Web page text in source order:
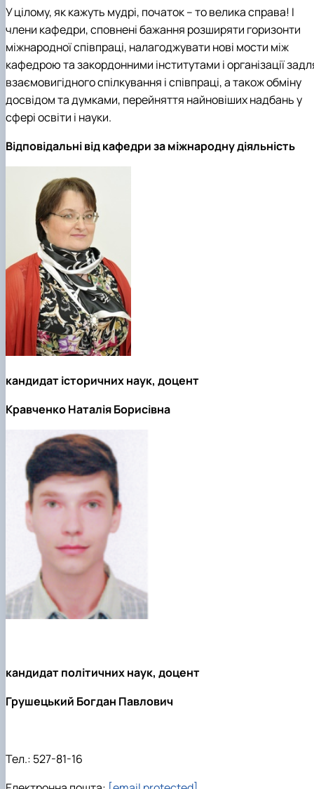
Підготовка до вступу в аспірантуру
Правила прийому 2026
Контактні дані
Профорієнтаційна діяльність
Профорієнтаційна робота
Дні відкритих дверей
Інформація і політика
HistoryEU
У цілому, як кажуть мудрі, початок – то велика справа! І
члени кафедри, сповнені бажання розширяти горизонти
міжнародної співпраці, налагоджувати нові мости між
кафедрою та закордонними інститутами і організації
взаємовигідного спілкування і співпраці, а також обміну
досвідом та думками, перейняття найновіших надбань у
сфері освіти і науки.
Відповідальні від кафедри за міжнародну діяльність
кандидат історичних наук, доцент
Кравченко Наталія Борисівна
кандидат політичних наук, доцент
Грушецький Богдан Павлович
Тел.: 527-81-16